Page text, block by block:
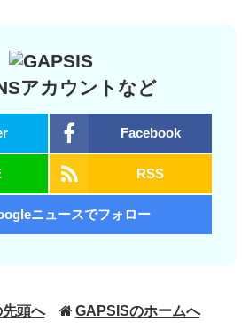
アカウントなど
Facebook
RSS
ニュースでフォロー
頭へ GAPSISのホームへ